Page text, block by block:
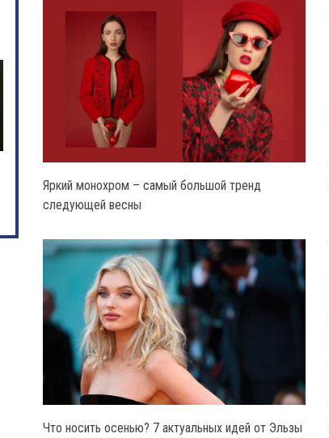
Яркий монохром – самый большой тренд
следующей весны
Что носить осенью? 7 актуальных идей от Эльзы